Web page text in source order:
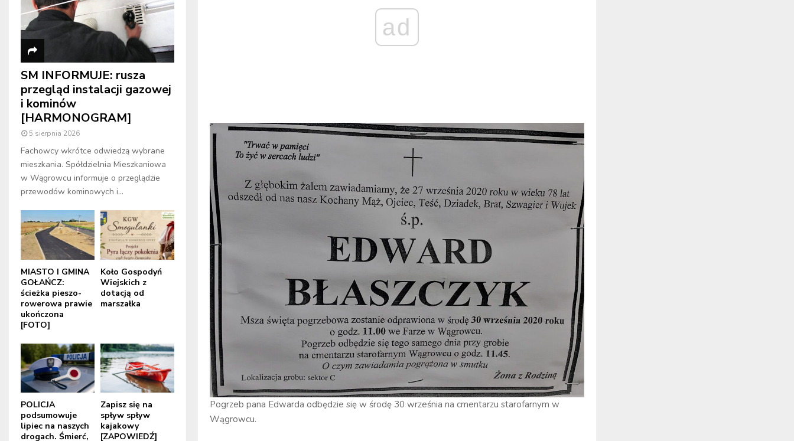
ad
Pogrzeb pana Edwarda odbędzie się w środę 30 września na cmentarzu starofarnym w
Wągrowcu.
SM INFORMUJE: rusza
przegląd instalacji gazowej
i kominów
[HARMONOGRAM]
5 sierpnia 2026
Fachowcy wkrótce odwiedzą wybrane
mieszkania. Spółdzielnia Mieszkaniowa
w Wągrowcu informuje o przeglądzie
przewodów kominowych i...
MIASTO I GMINA
GOŁAŃCZ:
ścieżka pieszo-
rowerowa prawie
ukończona
[FOTO]
Koło Gospodyń
Wiejskich z
dotacją od
marszałka
POLICJA
podsumowuje
lipiec na naszych
drogach. Śmierć,
Zapisz się na
spływ spływ
kajakowy
[ZAPOWIEDŹ]